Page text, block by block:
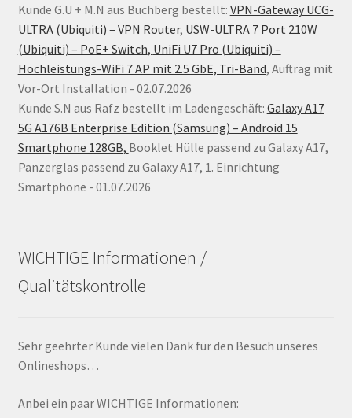
Kunde G.U + M.N aus Buchberg bestellt: VPN-Gateway UCG-
ULTRA (Ubiquiti) – VPN Router, USW-ULTRA 7 Port 210W
(Ubiquiti) – PoE+ Switch, UniFi U7 Pro (Ubiquiti) –
Hochleistungs-WiFi 7 AP mit 2.5 GbE, Tri-Band, Auftrag mit
Vor-Ort Installation - 02.07.2026
Kunde S.N aus Rafz bestellt im Ladengeschäft: Galaxy A17
5G A176B Enterprise Edition (Samsung) – Android 15
Smartphone 128GB, Booklet Hülle passend zu Galaxy A17,
Panzerglas passend zu Galaxy A17, 1. Einrichtung
Smartphone - 01.07.2026
WICHTIGE Informationen /
Qualitätskontrolle
Sehr geehrter Kunde vielen Dank für den Besuch unseres
Onlineshops…
Anbei ein paar WICHTIGE Informationen: